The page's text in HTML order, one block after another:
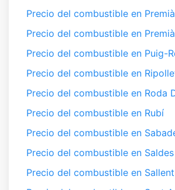
Precio del combustible en
Precio del combustible en
Precio del combustible en Puig-
Precio del combustible en
Precio del combustible en Roda
Precio del combustible en Rubí
Precio del combustible en
Precio del combustible en Saldes
Precio del combustible en Sallent